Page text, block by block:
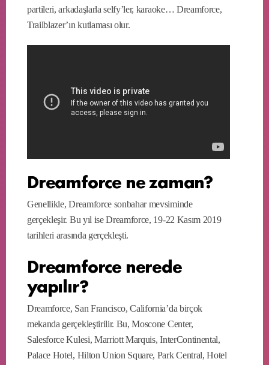
partileri, arkadaşlarla selfy’ler, karaoke… Dreamforce,
Trailblazer’ın kutlaması olur.
Dreamforce ne zaman?
Genellikle, Dreamforce sonbahar mevsiminde
gerçekleşir. Bu yıl ise Dreamforce, 19-22 Kasım 2019
tarihleri arasında gerçekleşti.
Dreamforce nerede
yapılır?
Dreamforce, San Francisco, California’da birçok
mekanda gerçekleştirilir. Bu, Moscone Center,
Salesforce Kulesi, Marriott Marquis, InterContinental,
Palace Hotel, Hilton Union Square, Park Central, Hotel